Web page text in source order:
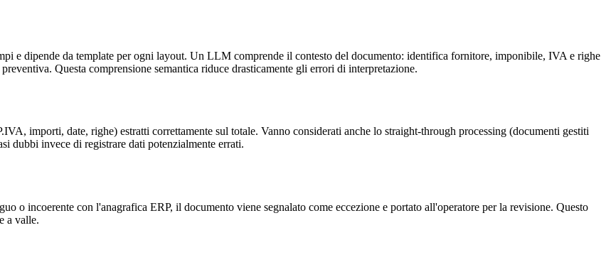
e dipende da template per ogni layout. Un LLM comprende il contesto del documento: identifica fornitore, imponibile, IVA e righe
Questa comprensione semantica riduce drasticamente gli errori di interpretazione.
importi, date, righe) estratti correttamente sul totale. Vanno considerati anche lo straight-through processing (documenti gestiti
dubbi invece di registrare dati potenzialmente errati.
o incoerente con l'anagrafica ERP, il documento viene segnalato come eccezione e portato all'operatore per la revisione. Questo
a valle.